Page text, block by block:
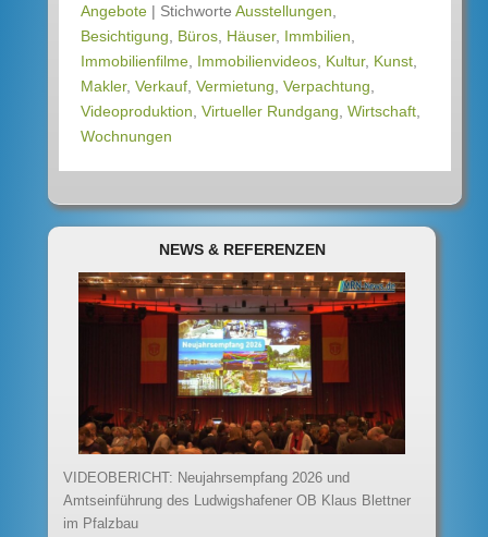
Angebote | Stichworte Ausstellungen
Besichtigung
Büros Häuser, Immbilien
Immobilienfilme Immobilienvideos Kultur, Kunst
Makler, Verkauf Vermietung Verpachtung
Videoproduktion Virtueller Rundgang Wirtschaft
Wochnungen
NEWS & REFERENZEN
VIDEOBERICHT: Neujahrsempfang 2026 und
Amtseinführung des Ludwigshafener OB Klaus Blettner
im Pfalzbau